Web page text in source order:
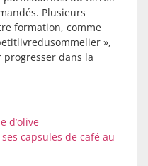
Plusieurs
formation, comme
»,
progresser dans la
d’olive
capsules de café au